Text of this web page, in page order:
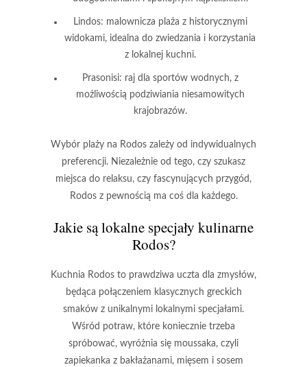
Lindos: malownicza plaża z historycznymi
widokami, idealna do zwiedzania i korzystania
z lokalnej kuchni.
Prasonisi: raj dla sportów wodnych, z
możliwością podziwiania niesamowitych
krajobrazów.
Wybór plaży na Rodos zależy od indywidualnych
preferencji. Niezależnie od tego, czy szukasz
miejsca do relaksu, czy fascynujących przygód,
Rodos z pewnością ma coś dla każdego.
Jakie są lokalne specjały kulinarne
Rodos?
Kuchnia Rodos to prawdziwa uczta dla zmysłów,
będąca połączeniem klasycznych greckich
smaków z unikalnymi lokalnymi specjałami.
Wśród potraw, które koniecznie trzeba
spróbować, wyróżnia się moussaka, czyli
zapiekanka z bakłażanami, mięsem i sosem